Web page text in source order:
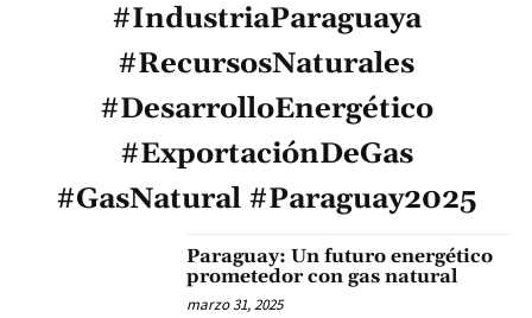
#IndustriaParaguaya
#RecursosNaturales
#DesarrolloEnergético
#ExportaciónDeGas
#GasNatural #Paraguay2025
Paraguay: Un futuro energético
prometedor con gas natural
marzo 31, 2025